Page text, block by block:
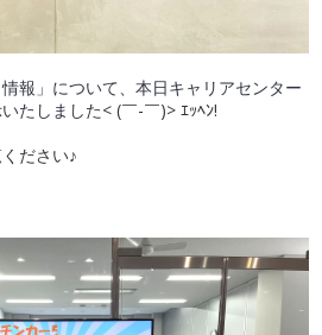
報」について、本日キャリアセンター
たしました< (￣-￣)> ｴｯﾍﾝ!
ださい♪